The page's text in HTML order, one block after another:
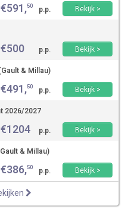
€591,50 p.p.
Bekijk >
€500 p.p.
Bekijk >
& Millau)
€491,50 p.p.
Bekijk >
2026/2027
€1204 p.p.
Bekijk >
& Millau)
€386,50 p.p. Bekijk >